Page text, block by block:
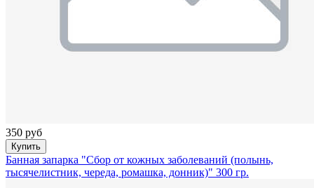
350 руб
Купить
Банная запарка "Сбор от кожных заболеваний (полынь,
тысячелистник, череда, ромашка, донник)" 300 гр.